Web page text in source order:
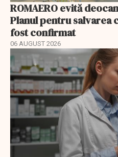
ROMAERO evită
Planul pentru salvarea
fost confirmat
06 AUGUST 2026